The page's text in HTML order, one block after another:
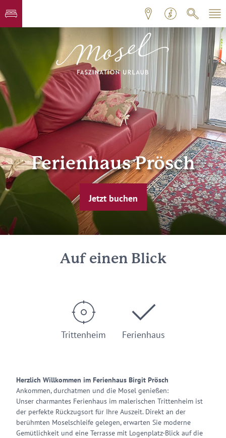
Ferienhaus Prösch
Jetzt buchen
Auf einen Blick
Trittenheim Ferienhaus
Herzlich Willkommen im Ferienhaus Birgit Prösch
Ankommen, durchatmen und die Mosel genießen:
Unser charmantes Ferienhaus im malerischen Trittenheim ist
der perfekte Rückzugsort für Ihre Auszeit. Direkt an der
berühmten Moselschleife gelegen, erwarten Sie moderne
Gemütlichkeit und eine Terrasse mit Logenplatz-Blick auf die